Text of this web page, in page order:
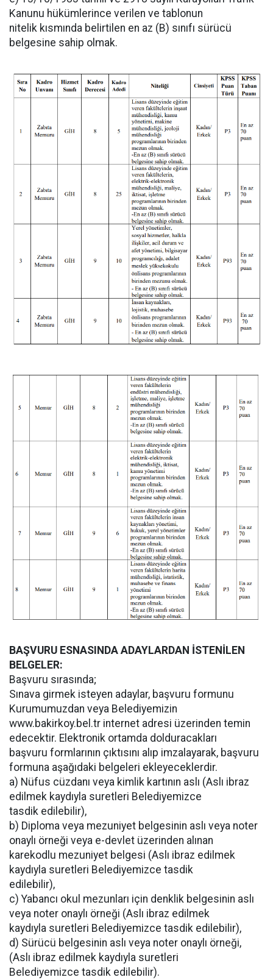
Kanunu hükümlerince verilen ve tablonun
nitelik kısmında belirtilen en az (B) sınıfı sürücü
belgesine sahip olmak.
BAŞVURU ESNASINDA ADAYLARDAN İSTENİLEN
BELGELER:
Başvuru sırasında;
Sınava girmek isteyen adaylar, başvuru formunu
Kurumumuzdan veya Belediyemizin
www.bakirkoy.bel.tr internet adresi üzerinden temin
edecektir. Elektronik ortamda dolduracakları
başvuru formlarının çıktısını alıp imzalayarak, başvuru
formuna aşağıdaki belgeleri ekleyeceklerdir.
a) Nüfus cüzdanı veya kimlik kartının aslı (Aslı ibraz
edilmek kaydıyla suretleri Belediyemizce
tasdik edilebilir),
b) Diploma veya mezuniyet belgesinin aslı veya noter
onaylı örneği veya e-devlet üzerinden alınan
karekodlu mezuniyet belgesi (Aslı ibraz edilmek
kaydıyla suretleri Belediyemizce tasdik
edilebilir),
c) Yabancı okul mezunları için denklik belgesinin aslı
veya noter onaylı örneği (Aslı ibraz edilmek
kaydıyla suretleri Belediyemizce tasdik edilebilir),
d) Sürücü belgesinin aslı veya noter onaylı örneği,
(Aslı ibraz edilmek kaydıyla suretleri
Belediyemizce tasdik edilebilir).